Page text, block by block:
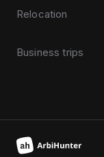
Relocation
Business trips